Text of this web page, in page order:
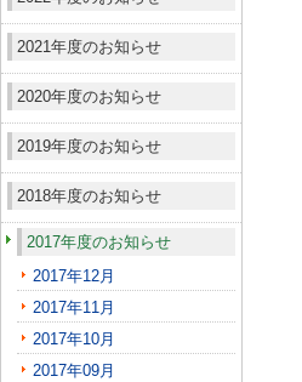
2021年度のお知らせ
2020年度のお知らせ
2019年度のお知らせ
2018年度のお知らせ
2017年度のお知らせ
2017年12月
2017年11月
2017年10月
2017年09月